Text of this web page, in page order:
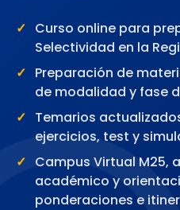
Curso online para
Selectividad en la
Preparación de
de modalidad y fase
Temarios
ejercicios, test y
Campus Virtual M25,
académico y
ponderaciones e